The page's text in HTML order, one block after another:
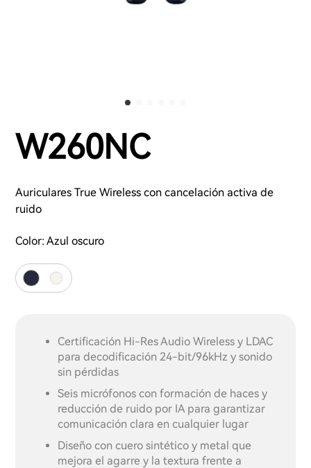
W260NC
Auriculares True Wireless con cancelación activa de
ruido
Color: Azul oscuro
Certificación Hi-Res Audio Wireless y LDAC
para decodificación 24-bit/96kHz y sonido
sin pérdidas
Seis micrófonos con formación de haces y
reducción de ruido por IA para garantizar
comunicación clara en cualquier lugar
Diseño con cuero sintético y metal que
mejora el agarre y la textura frente a